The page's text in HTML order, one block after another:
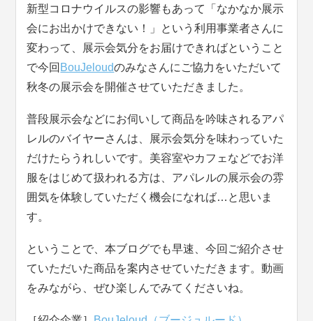
新型コロナウイルスの影響もあって「なかなか展示
会にお出かけできない！」という利用事業者さんに
変わって、展示会気分をお届けできればということ
で今回 BouJeloudのみなさんにご協力をいただいて
秋冬の展示会を開催させていただきました。
普段展示会などにお伺いして商品を吟味されるアパ
レルのバイヤーさんは、展示会気分を味わっていた
だけたらうれしいです。美容室やカフェなどでお洋
服をはじめて扱われる方は、アパレルの展示会の雰
囲気を体験していただく機会になれば…と思いま
す。
ということで、本ブログでも早速、今回ご紹介させ
ていただいた商品を案内させていただきます。動画
をみながら、ぜひ楽しんでみてくださいね。